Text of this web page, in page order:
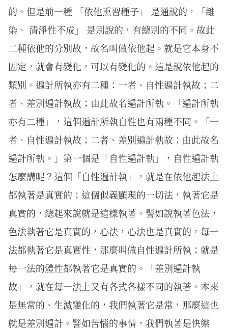
的。但是前一種 「依他熏習種子」 是通說的，「雜
染、 清淨性不成」 是別說的，有總別的不同。故此
二種依他的分別故，故名叫做依他起。就是它本身不
固定，就會有變化，可以有變化的。這是說依他起的
類別。遍計所執亦有二種：一者、自性遍計執故；二
者、差別遍計執故；由此故名遍計所執。「遍計所執
亦有二種」，這個遍計所執自性也有兩種不同。「一
者、自性遍計執故；二者、差別遍計執故；由此故名
遍計所執。」第一個是「自性遍計執」，自性遍計執
怎麼講呢？這個「自性遍計執」，就是在依他起法上
都執著是真實的；這個似義顯現的一切法，執著它是
真實的，總起來說就是這樣執著。譬如說執著色法，
色法執著它是真實的，心法，心法也是真實的，每一
法都執著它是真實性，那麼叫做自性遍計所執；就是
每一法的體性都執著它是真實的。「差別遍計執
故」，就在每一法上又有各式各樣不同的執著。本來
是無常的、生滅變化的，我們執著它是常，那麼這也
就是差別遍計。譬如苦惱的事情，我們執著是快樂